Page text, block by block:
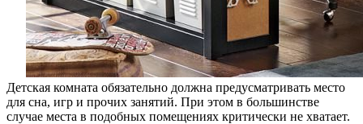
Детская комната обязательно должна предусматривать место
для сна, игр и прочих занятий. При этом в большинстве
случае места в подобных помещениях критически не хватает.